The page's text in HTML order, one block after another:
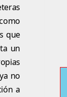
que
un
no
a